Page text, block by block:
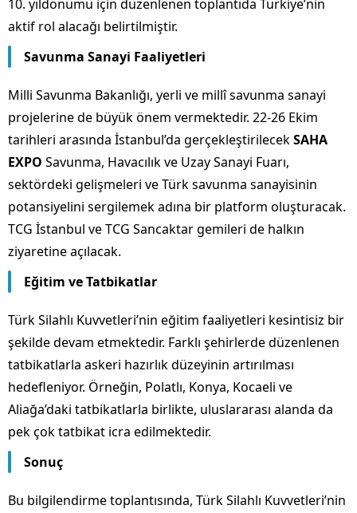
10. yıldönümü için düzenlenen toplantıda Türkiye’nin
aktif rol alacağı belirtilmiştir.
Savunma Sanayi Faaliyetleri
Milli Savunma Bakanlığı, yerli ve millî savunma sanayi
projelerine de büyük önem vermektedir. 22-26 Ekim
tarihleri arasında İstanbul’da gerçekleştirilecekSAHA
EXPO Savunma, Havacılık ve Uzay Sanayi Fuarı,
sektördeki gelişmeleri ve Türk savunma sanayisinin
potansiyelini sergilemek adına bir platform oluşturacak.
TCG İstanbul ve TCG Sancaktar gemileri de halkın
ziyaretine açılacak.
Eğitim ve Tatbikatlar
Türk Silahlı Kuvvetleri’nin eğitim faaliyetleri kesintisiz bir
şekilde devam etmektedir. Farklı şehirlerde düzenlenen
tatbikatlarla askeri hazırlık düzeyinin artırılması
hedefleniyor. Örneğin, Polatlı, Konya, Kocaeli ve
Aliağa’daki tatbikatlarla birlikte, uluslararası alanda da
pek çok tatbikat icra edilmektedir.
Sonuç
Bu bilgilendirme toplantısında, Türk Silahlı Kuvvetleri’nin